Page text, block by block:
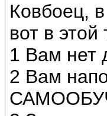
Ковбоец,
вот в этой
1 Вам нет
2 Вам